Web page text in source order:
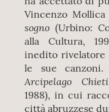
Vincenzo
sogno (Urbino:
alla Cultura,
inedito rivelatore
le sue
Arcipelago Chieti
1988), in cui
città abruzzese